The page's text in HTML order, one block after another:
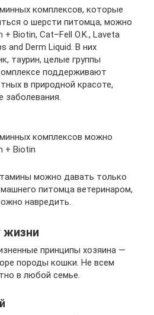
комплексов, которые
о шерсти питомца, можно
Biotin, Cat–Fell O.K., Laveta
and Derm Liquid. В них
таурин, целые группы
поддерживают
в природной красоте,
комплексов можно
+ Biotin
можно давать только
питомца ветеринаром,
навредить.
жизни
принципы хозяина —
породы кошки. Не всем
в любой семье.